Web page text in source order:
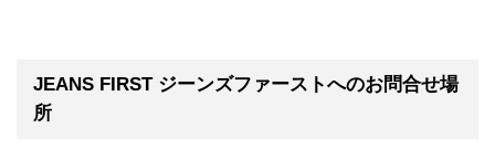
JEANS FIRST ジーンズファーストへのお問合せ場
所